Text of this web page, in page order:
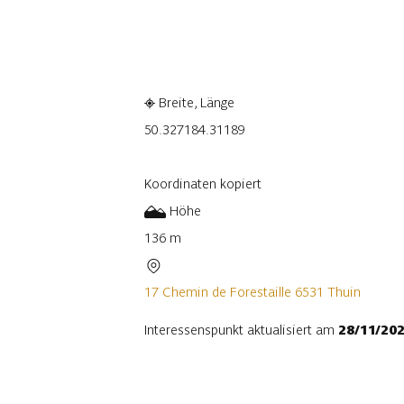
Breite, Länge
50.327184.31189
Koordinaten kopiert
Höhe
136 m
17 Chemin de Forestaille 6531 Thuin
Interessenspunkt aktualisiert am 28/11/